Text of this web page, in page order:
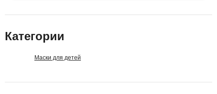
Категории
Маски для детей